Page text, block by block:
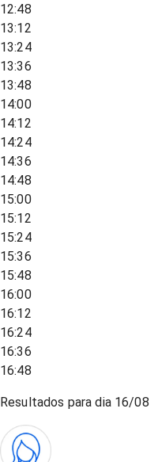
12:48
13:12
13:24
13:36
13:48
14:00
14:12
14:24
14:36
14:48
15:00
15:12
15:24
15:36
15:48
16:00
16:12
16:24
16:36
16:48
Resultados para dia 16/08